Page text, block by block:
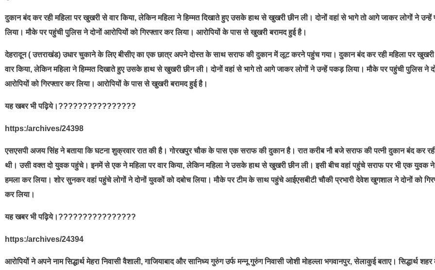
दुकान बंद कर रही महिला पर खुखरी से वार किया, लेकिन महिला ने हिम्मत दिखाते हुए उसके हाथ से खुखरी छीन ली। दोनों वहां से भागे तो आगे जाकर लोगों ने
लिया। मौके पर पहुंची पुलिस ने दोनों आरोपियों को गिरफ्तार कर लिया। आरोपियों के पास से खुखरी बरामद हुई है।
देहरादून ( उत्तराखंड) उधार चुकाने के लिए बीसीए का एक छात्र अपने दोस्त के साथ सराफ की दुकान में लूट करने पहुंच गया। दुकान बंद कर रही महिला पर
वार किया, लेकिन महिला ने हिम्मत दिखाते हुए उसके हाथ से खुखरी छीन ली। दोनों वहां से भागे तो आगे जाकर लोगों ने उन्हें पकड़ लिया। मौके पर पहुंची पुलिस ने
आरोपियों को गिरफ्तार कर लिया। आरोपियों के पास से खुखरी बरामद हुई है।
यह खबर भी पढ़िये।????????????????
https:/archives/24398
एसएसपी अजय सिंह ने बताया कि घटना शुक्रवार रात की है। गोरखपुर चौक के पास एक सराफ की दुकान है। रात करीब नौ बजे सराफ की पत्नी दुकान बंद कर
थी। उसी वक्त दो युवक पहुंचे। इनमें से एक ने महिला पर वार किया, लेकिन महिला ने उसके हाथ से खुखरी छीन ली। इसी बीच वहां पहुंचे सराफ पर भी एक युवक ने
हमला कर लिया। शोर सुनकर वहां पहुंचे लोगों ने दोनों युवकों को दबोच लिया। मौके पर टीम के साथ पहुंचे आईएसबीटी चौकी प्रभारी देवेश खुगशाल ने दोनों को
कर लिया।
यह खबर भी पढ़िये।????????????????
https:/archives/24394
आरोपियों ने अपने नाम सिद्धार्थ मेहरा निवासी वैशाली, गाजियाबाद और सानिध्य गुरुंग उर्फ मन्नू गुरुंग निवासी जोशी मोहल्ला भगवानपुर, सेलाकुई बताए। सिद्धार्थ